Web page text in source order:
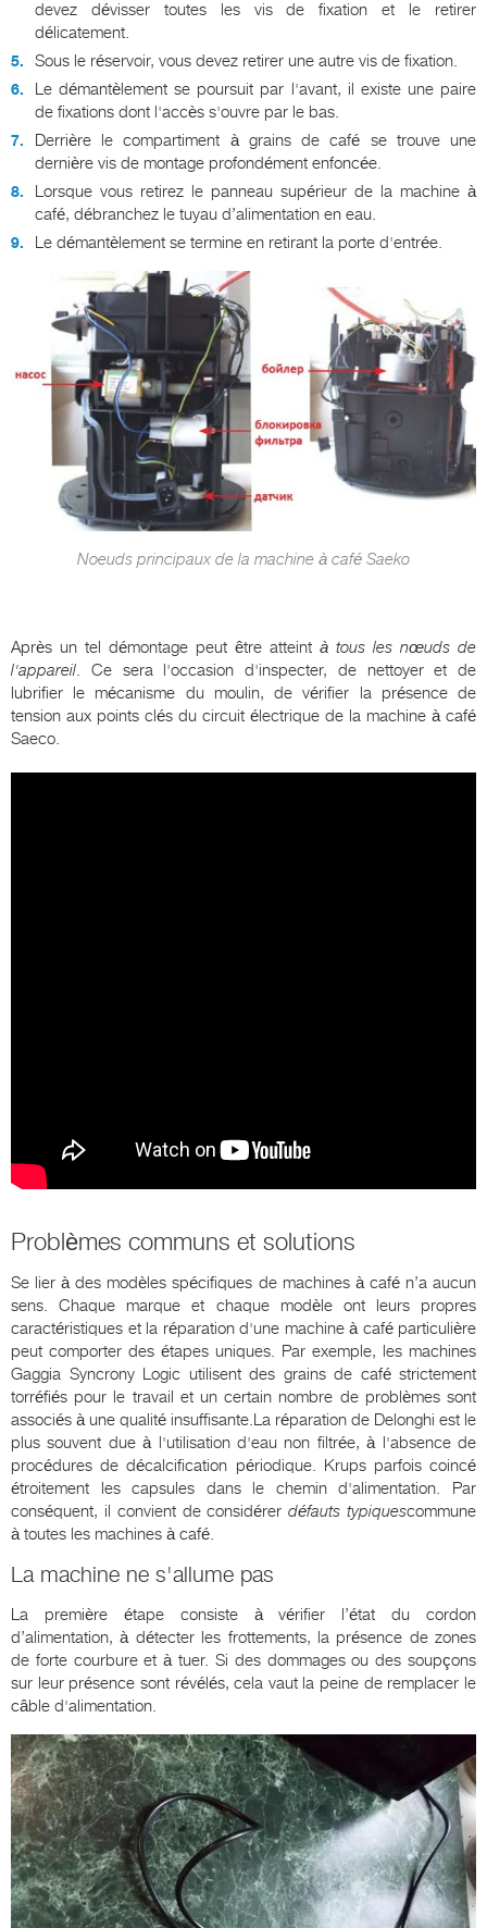
devez dévisser toutes les vis de fixation et le retirer
délicatement.
Sous le réservoir, vous devez retirer une autre vis de fixation.
Le démantèlement se poursuit par l'avant, il existe une paire
de fixations dont l'accès s'ouvre par le bas.
Derrière le compartiment à grains de café se trouve une
dernière vis de montage profondément enfoncée.
Lorsque vous retirez le panneau supérieur de la machine à
café, débranchez le tuyau d’alimentation en eau.
Le démantèlement se termine en retirant la porte d'entrée.
Noeuds principaux de la machine à café Saeko
Après un tel démontage peut être atteint à tous les nœuds de
l'appareil. Ce sera l'occasion d'inspecter, de nettoyer et de
lubrifier le mécanisme du moulin, de vérifier la présence de
tension aux points clés du circuit électrique de la machine à café
Saeco.
Problèmes communs et solutions
Se lier à des modèles spécifiques de machines à café n’a aucun
sens. Chaque marque et chaque modèle ont leurs propres
caractéristiques et la réparation d'une machine à café particulière
peut comporter des étapes uniques. Par exemple, les machines
Gaggia Syncrony Logic utilisent des grains de café strictement
torréfiés pour le travail et un certain nombre de problèmes sont
associés à une qualité insuffisante.La réparation de Delonghi est le
plus souvent due à l'utilisation d'eau non filtrée, à l'absence de
procédures de décalcification périodique. Krups parfois coincé
étroitement les capsules dans le chemin d'alimentation. Par
conséquent, il convient de considérerdéfauts typiquescommune
à toutes les machines à café.
La machine ne s'allume pas
La première étape consiste à vérifier l’état du cordon
d’alimentation, à détecter les frottements, la présence de zones
de forte courbure et à tuer. Si des dommages ou des soupçons
sur leur présence sont révélés, cela vaut la peine de remplacer le
câble d'alimentation.